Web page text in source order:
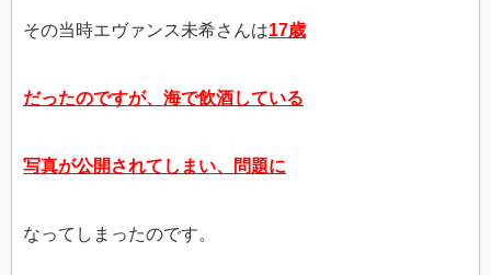
その当時エヴァンス未希さんは17歳
だったのですが、海で飲酒している
写真が公開されてしまい、問題に
なってしまったのです。